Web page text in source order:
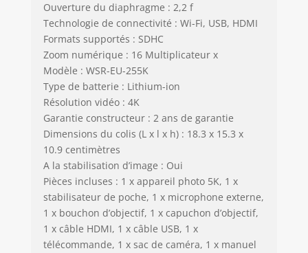
Ouverture du diaphragme : 2,2 f
Technologie de connectivité : Wi-Fi, USB, HDMI
Formats supportés : SDHC
Zoom numérique : 16 Multiplicateur x
Modèle : WSR-EU-255K
Type de batterie : Lithium-ion
Résolution vidéo : 4K
Garantie constructeur : 2 ans de garantie
Dimensions du colis (L x l x h) : 18.3 x 15.3 x
10.9 centimètres
A la stabilisation d’image : Oui
Pièces incluses : 1 x appareil photo 5K, 1 x
stabilisateur de poche, 1 x microphone externe,
1 x bouchon d’objectif, 1 x capuchon d’objectif,
1 x câble HDMI, 1 x câble USB, 1 x
télécommande, 1 x sac de caméra, 1 x manuel